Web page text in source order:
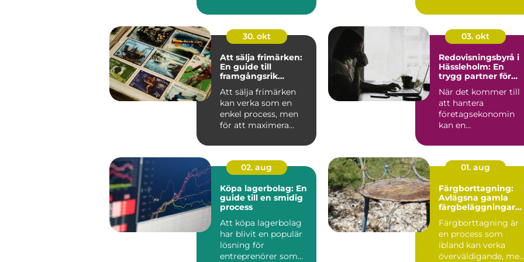
30. okt
Att sälja frimärken:
En guide till
framgångsrik
Att sälja frimärken
kan verka som en
enkel process, men
för att maximera
03. okt
Redovisningsbyrå i
Hässleholm: En
trygg partner för
När det kommer till
att hantera
företagsekonomin
kan en
Häss...
02. aug
Köpa lagerbolag: En
guide till en smidig
process
Att köpa lagerbolag
har blivit en populär
lösning för
entreprenörer som
01. aug
Färgborttagning:
Avlägsna gamla
färgbeläggningar
Färgborttagning är
en process som
ibland kan verka
överväldigande, men